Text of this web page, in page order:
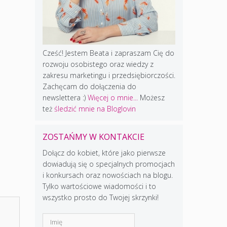
Cześć! Jestem Beata i zapraszam Cię do
rozwoju osobistego oraz wiedzy z
zakresu marketingu i przedsiębiorczości.
Zachęcam do dołączenia do
newslettera :) Więcej o mnie...
Możesz
też śledzić mnie na Bloglovin
ZOSTAŃMY W KONTAKCIE
Dołącz do kobiet, które jako pierwsze
dowiadują się o specjalnych promocjach
i konkursach oraz nowościach na blogu.
Tylko wartościowe wiadomości i to
wszystko prosto do Twojej skrzynki!